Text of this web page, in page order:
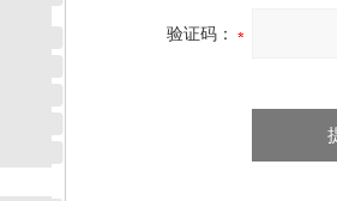
验证码：